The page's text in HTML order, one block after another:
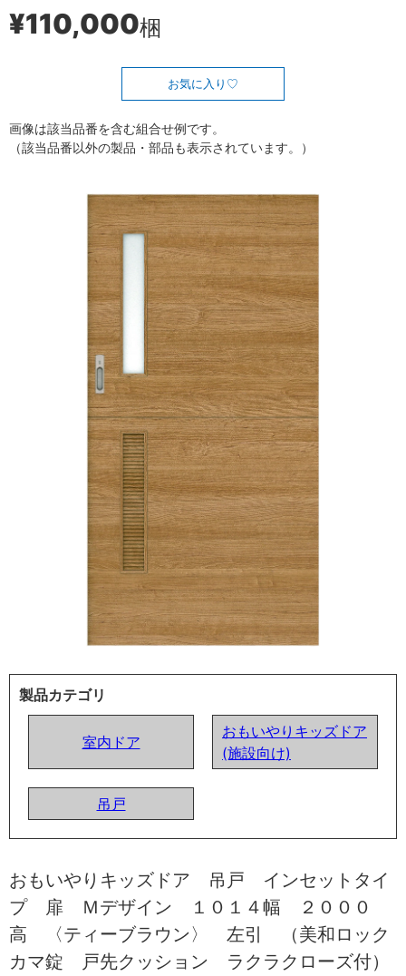
¥110,000梱
お気に入り
画像は該当品番を含む組合せ例です。
（該当品番以外の製品・部品も表示されています。）
製品カテゴリ
室内ドア
おもいやりキッズドア
(施設向け)
吊戸
おもいやりキッズドア 吊戸 インセットタイ
プ 扉 Ｍデザイン １０１４幅 ２０００
高 〈ティーブラウン〉 左引 （美和ロック
カマ錠 戸先クッション ラクラクローズ付）